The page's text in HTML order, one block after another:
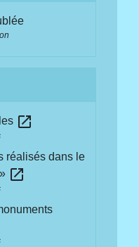
open_in_new
réalisés dans le
open_in_new